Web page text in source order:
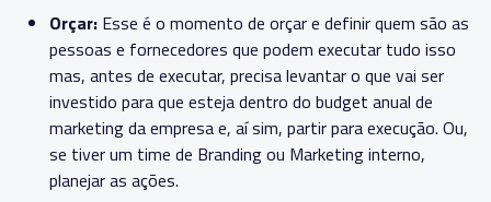
Orçar: Esse é o momento de orçar e definir quem são as
pessoas e fornecedores que podem executar tudo isso
mas, antes de executar, precisa levantar o que vai ser
investido para que esteja dentro do budget anual de
marketing da empresa e, aí sim, partir para execução. Ou,
se tiver um time de Branding ou Marketing interno,
planejar as ações.